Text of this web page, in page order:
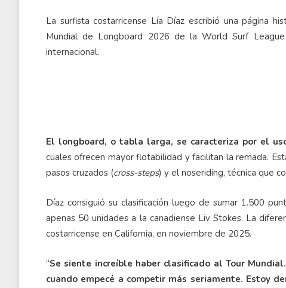
La surfista costarricense Lía Díaz escribió una página
Mundial de Longboard 2026 de la World Surf
internacional.
El longboard, o tabla larga, se caracteriza por el
cuales ofrecen mayor flotabilidad y facilitan la remada.
pasos cruzados (cross-steps) y el noseriding, técnica que
Díaz consiguió su clasificación luego de sumar 1.500
apenas 50 unidades a la canadiense Liv Stokes. La
costarricense en California, en noviembre de 2025.
“Se siente increíble haber clasificado al Tour
cuando empecé a competir más seriamente. Estoy